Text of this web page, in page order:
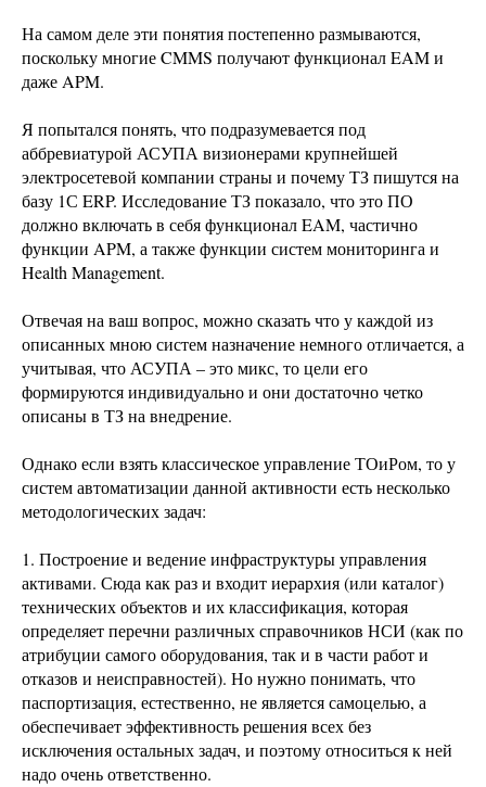
На самом деле эти понятия постепенно размываются,
поскольку многие CMMS получают функционал EAM и
даже APM.
Я попытался понять, что подразумевается под
аббревиатурой АСУПА визионерами крупнейшей
электросетевой компании страны и почему ТЗ пишутся на
базу 1С ERP. Исследование ТЗ показало, что это ПО
должно включать в себя функционал EAM, частично
функции APM, а также функции систем мониторинга и
Health Management.
Отвечая на ваш вопрос, можно сказать что у каждой из
описанных мною систем назначение немного отличается, а
учитывая, что АСУПА – это микс, то цели его
формируются индивидуально и они достаточно четко
описаны в ТЗ на внедрение.
Однако если взять классическое управление ТОиРом, то у
систем автоматизации данной активности есть несколько
методологических задач:
1. Построение и ведение инфраструктуры управления
активами. Сюда как раз и входит иерархия (или каталог)
технических объектов и их классификация, которая
определяет перечни различных справочников НСИ (как по
атрибуции самого оборудования, так и в части работ и
отказов и неисправностей). Но нужно понимать, что
паспортизация, естественно, не является самоцелью, а
обеспечивает эффективность решения всех без
исключения остальных задач, и поэтому относиться к ней
надо очень ответственно.